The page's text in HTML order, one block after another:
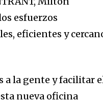
esfuerzos
eficientes y
a la gente y facilitar
nueva oficina